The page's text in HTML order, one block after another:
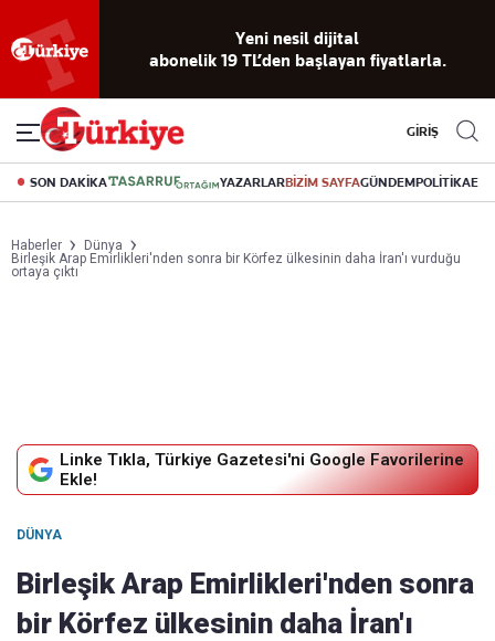
okuma
deneyimi
dijital arşiv
Akıllı haber
asistanı
Eski gazeteleri
indirme
canlı soru
cevap
GİRİŞ
SON DAKİKA YAZARLARBİZİM SAYFAGÜNDEMPOLİTİKA
Haberler
Dünya
Birleşik Arap Emirlikleri'nden sonra bir Körfez ülkesinin daha İran'ı vurduğu
ortaya çıktı
Linke Tıkla, Türkiye Gazetesi'ni Google Favorilerine
Ekle!
DÜNYA
Birleşik Arap Emirlikleri'nden sonra
bir Körfez ülkesinin daha İran'ı